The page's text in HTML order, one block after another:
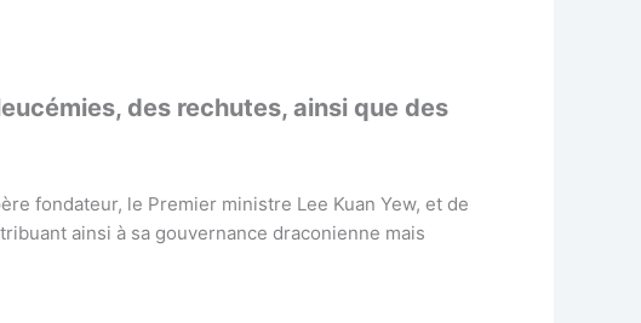
des rechutes, ainsi que des
fondateur, le Premier ministre Lee Kuan Yew, et de
ainsi à sa gouvernance draconienne mais